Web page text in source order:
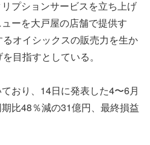
プションサービスを立ち上げ
ーを大戸屋の店舗で提供す
オイシックスの販売力を生か
目指すとしている。
おり、14日に発表した4〜6月
比48％減の31億円、最終損益